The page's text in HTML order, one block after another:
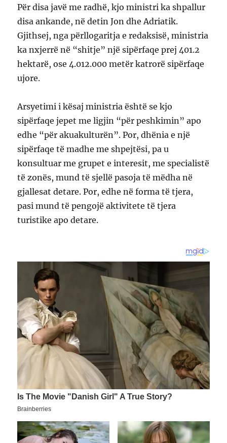
Për disa javë me radhë, kjo ministri ka shpallur
disa ankande, në detin Jon dhe Adriatik.
Gjithsej, nga përllogaritja e redaksisë, ministria
ka nxjerrë në “shitje” një sipërfaqe prej 401.2
hektarë, ose 4.012.000 metër katrorë sipërfaqe
ujore.
Arsyetimi i kësaj ministria është se kjo
sipërfaqe jepet me ligjin “për peshkimin” apo
edhe “për akuakulturën”. Por, dhënia e një
sipërfaqe të madhe me shpejtësi, pa u
konsultuar me grupet e interesit, me specialistë
të zonës, mund të sjellë pasoja të mëdha në
gjallesat detare. Por, edhe në forma të tjera,
pasi mund të pengojë aktivitete të tjera
turistike apo detare.